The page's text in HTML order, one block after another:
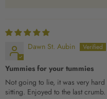
Dawn St. Aubin
Yummies for your tummies
Not going to lie, it was very
sitting. Enjoyed to the last